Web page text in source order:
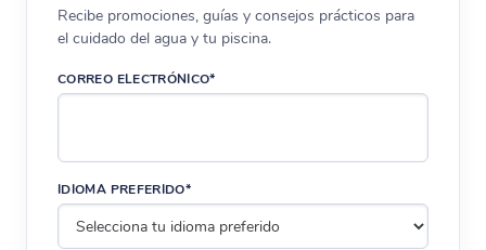
Recibe promociones, guías y consejos prácticos para
el cuidado del agua y tu piscina.
CORREO ELECTRÓNICO*
IDIOMA PREFERIDO*